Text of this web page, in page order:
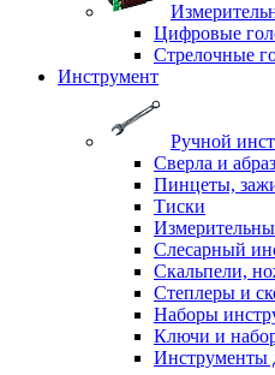
Цифровые
Стрелочные
Инструмент
Ручной
Сверла и
Пинцеты,
Тиски
Слесарный
Скальпели,
Степлеры и
Наборы
Ключи и
Инструменты